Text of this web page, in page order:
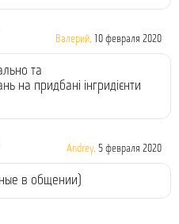
Валерий, 10 февраля 2020
та
на придбані інгридієнти
Andrey, 5 февраля 2020
в общении)